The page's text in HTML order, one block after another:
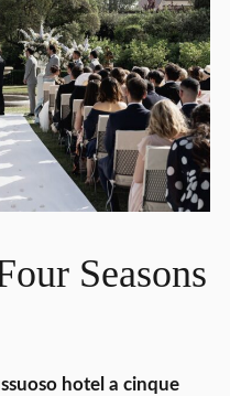
Seasons
hotel a cinque